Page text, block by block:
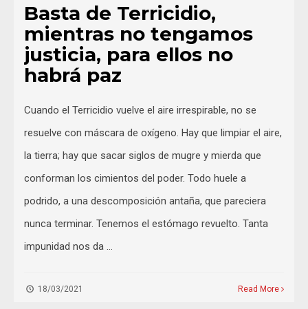
Basta de Terricidio,
mientras no tengamos
justicia, para ellos no
habrá paz
Cuando el Terricidio vuelve el aire irrespirable, no se
resuelve con máscara de oxígeno. Hay que limpiar el aire,
la tierra; hay que sacar siglos de mugre y mierda que
conforman los cimientos del poder. Todo huele a
podrido, a una descomposición antaña, que pareciera
nunca terminar. Tenemos el estómago revuelto. Tanta
impunidad nos da …
18/03/2021 Read More